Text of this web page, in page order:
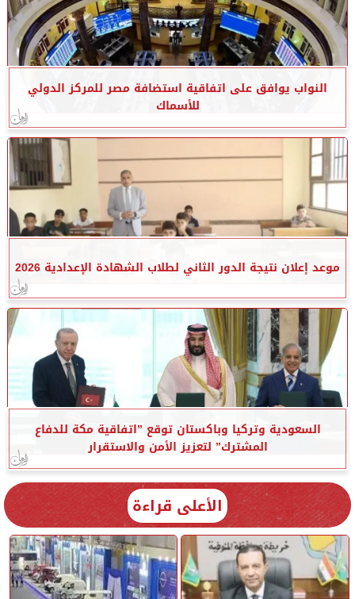
النواب يوافق على اتفاقية استضافة مصر للمركز الدولي
للأسماك
موعد إعلان نتيجة الدور الثاني لطلاب الشهادة الإعدادية 2026
السعودية وتركيا وباكستان توقع ”اتفاقية مكة للدفاع
المشترك” لتعزيز الأمن والاستقرار
الأعلى قراءة